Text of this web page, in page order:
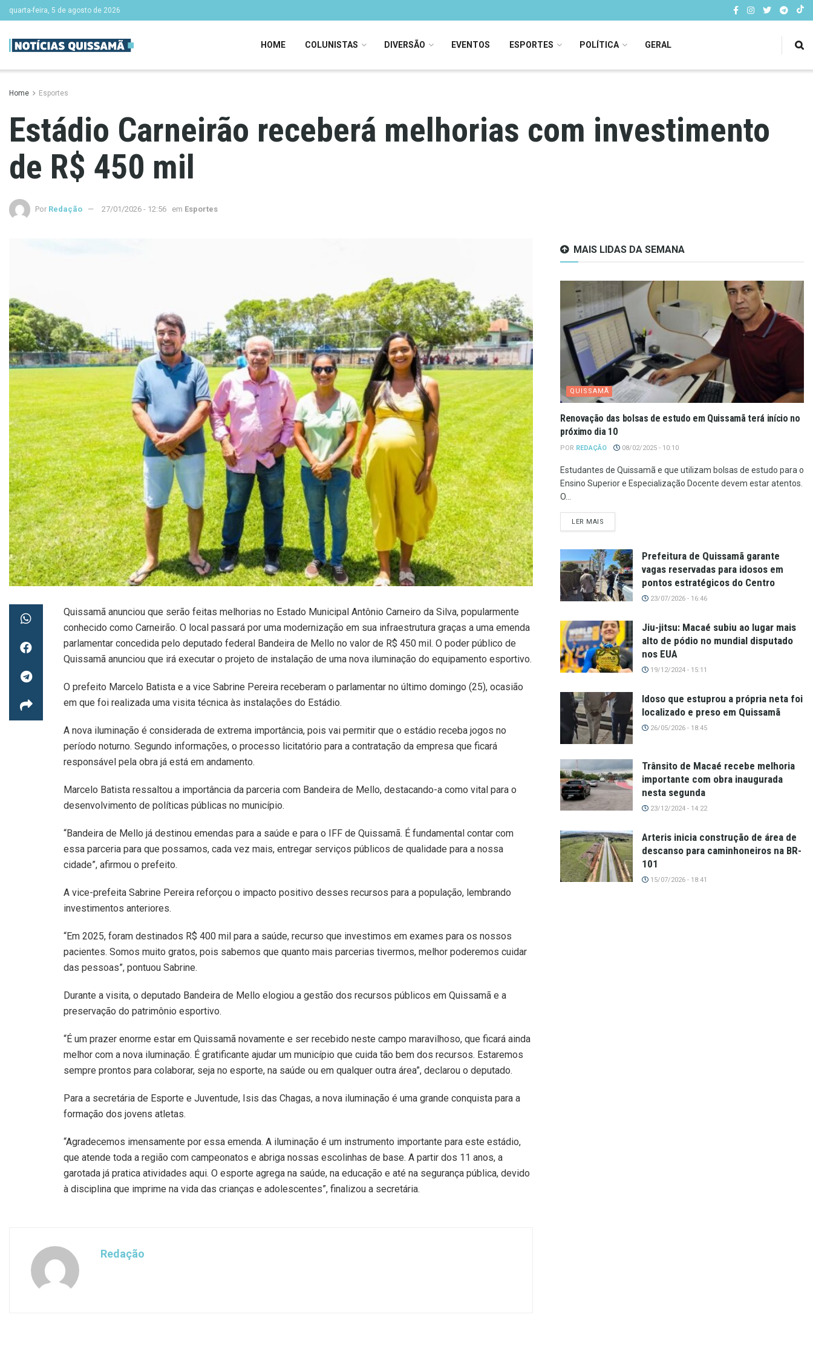
quarta-feira, 5 de agosto de 2026
HOME COLUNISTAS DIVERSÃO EVENTOS ESPORTES POLÍTICA GERAL
Home Esportes
Estádio Carneirão receberá melhorias com investimento
de R$ 450 mil
Por Redação 27/01/2026 - 12:56 em Esportes
Quissamã anunciou que serão feitas melhorias no Estado Municipal Antônio Carneiro da Silva, popularmente
conhecido como Carneirão. O local passará por uma modernização em sua infraestrutura graças a uma emenda
parlamentar concedida pelo deputado federal Bandeira de Mello no valor de R$ 450 mil. O poder público de
Quissamã anunciou que irá executar o projeto de instalação de uma nova iluminação do equipamento esportivo.
O prefeito Marcelo Batista e a vice Sabrine Pereira receberam o parlamentar no último domingo (25), ocasião
em que foi realizada uma visita técnica às instalações do Estádio.
A nova iluminação é considerada de extrema importância, pois vai permitir que o estádio receba jogos no
período noturno. Segundo informações, o processo licitatório para a contratação da empresa que ficará
responsável pela obra já está em andamento.
Marcelo Batista ressaltou a importância da parceria com Bandeira de Mello, destacando-a como vital para o
desenvolvimento de políticas públicas no município.
“Bandeira de Mello já destinou emendas para a saúde e para o IFF de Quissamã. É fundamental contar com
essa parceria para que possamos, cada vez mais, entregar serviços públicos de qualidade para a nossa
cidade”, afirmou o prefeito.
A vice-prefeita Sabrine Pereira reforçou o impacto positivo desses recursos para a população, lembrando
investimentos anteriores.
“Em 2025, foram destinados R$ 400 mil para a saúde, recurso que investimos em exames para os nossos
pacientes. Somos muito gratos, pois sabemos que quanto mais parcerias tivermos, melhor poderemos cuidar
das pessoas”, pontuou Sabrine.
Durante a visita, o deputado Bandeira de Mello elogiou a gestão dos recursos públicos em Quissamã e a
preservação do patrimônio esportivo.
“É um prazer enorme estar em Quissamã novamente e ser recebido neste campo maravilhoso, que ficará ainda
melhor com a nova iluminação. É gratificante ajudar um município que cuida tão bem dos recursos. Estaremos
sempre prontos para colaborar, seja no esporte, na saúde ou em qualquer outra área”, declarou o deputado.
Para a secretária de Esporte e Juventude, Isis das Chagas, a nova iluminação é uma grande conquista para a
formação dos jovens atletas.
“Agradecemos imensamente por essa emenda. A iluminação é um instrumento importante para este estádio,
que atende toda a região com campeonatos e abriga nossas escolinhas de base. A partir dos 11 anos, a
garotada já pratica atividades aqui. O esporte agrega na saúde, na educação e até na segurança pública, devido
à disciplina que imprime na vida das crianças e adolescentes”, finalizou a secretária.
Redação
MAIS LIDAS DA SEMANA
QUISSAMÃ
Renovação das bolsas de estudo em Quissamã terá início no
próximo dia 10
POR REDAÇÃO 08/02/2025 - 10:10
Estudantes de Quissamã e que utilizam bolsas de estudo para o
Ensino Superior e Especialização Docente devem estar atentos.
O...
LER MAIS
Prefeitura de Quissamã garante
vagas reservadas para idosos em
pontos estratégicos do Centro
23/07/2026 - 16:46
Jiu-jitsu: Macaé subiu ao lugar mais
alto de pódio no mundial disputado
nos EUA
19/12/2024 - 15:11
Idoso que estuprou a própria neta foi
localizado e preso em Quissamã
26/05/2026 - 18:45
Trânsito de Macaé recebe melhoria
importante com obra inaugurada
nesta segunda
23/12/2024 - 14:22
Arteris inicia construção de área de
descanso para caminhoneiros na BR-
101
15/07/2026 - 18:41